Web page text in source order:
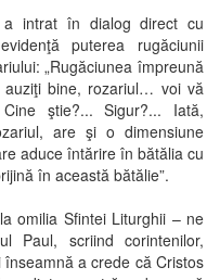
intrat în dialog direct cu
puterea rugăciunii
„Rugăciunea împreună
bine, rozariul… voi vă
ştie?... Sigur?... Iată,
are şi o dimensiune
aduce întărire în bătălia cu
în această bătălie”.
omilia Sfintei Liturghii – ne
Paul, scriind corintenilor,
a crede că Cristos